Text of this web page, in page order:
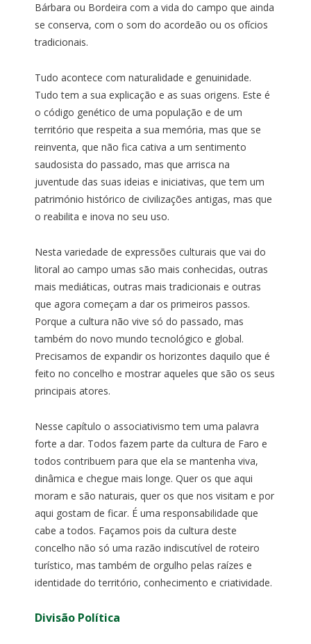
Bárbara ou Bordeira com a vida do campo que ainda
se conserva, com o som do acordeão ou os ofícios
tradicionais.
Tudo acontece com naturalidade e genuinidade.
Tudo tem a sua explicação e as suas origens. Este é
o código genético de uma população e de um
território que respeita a sua memória, mas que se
reinventa, que não fica cativa a um sentimento
saudosista do passado, mas que arrisca na
juventude das suas ideias e iniciativas, que tem um
património histórico de civilizações antigas, mas que
o reabilita e inova no seu uso.
Nesta variedade de expressões culturais que vai do
litoral ao campo umas são mais conhecidas, outras
mais mediáticas, outras mais tradicionais e outras
que agora começam a dar os primeiros passos.
Porque a cultura não vive só do passado, mas
também do novo mundo tecnológico e global.
Precisamos de expandir os horizontes daquilo que é
feito no concelho e mostrar aqueles que são os seus
principais atores.
Nesse capítulo o associativismo tem uma palavra
forte a dar. Todos fazem parte da cultura de Faro e
todos contribuem para que ela se mantenha viva,
dinâmica e chegue mais longe. Quer os que aqui
moram e são naturais, quer os que nos visitam e por
aqui gostam de ficar. É uma responsabilidade que
cabe a todos. Façamos pois da cultura deste
concelho não só uma razão indiscutível de roteiro
turístico, mas também de orgulho pelas raízes e
identidade do território, conhecimento e criatividade.
Divisão Política